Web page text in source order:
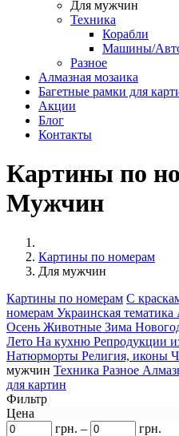
Для мужчин
Техника
Корабли
Машины/
Разное
Алмазная мозаика
Багетные рамки для
Акции
Блог
Контакты
Картины по
Мужчин
Картины по номерам
Для мужчин
Картины по номерам С
номерам Украинская тематика
Осень Животные Зима
Лето На кухню Репродукции
Натюрморты Религия, иконы
мужчин Техника Разное
для картин
Фильтр
Цена
грн. –
грн.